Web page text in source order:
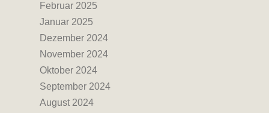
Februar 2025
Januar 2025
Dezember 2024
November 2024
Oktober 2024
September 2024
August 2024